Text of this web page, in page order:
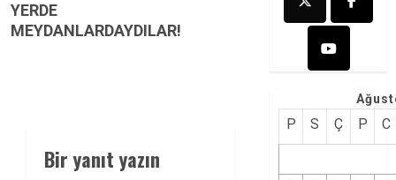
YERDE
MEYDANLARDAYDILAR!
Bir yanıt yazın
P S Ç P C